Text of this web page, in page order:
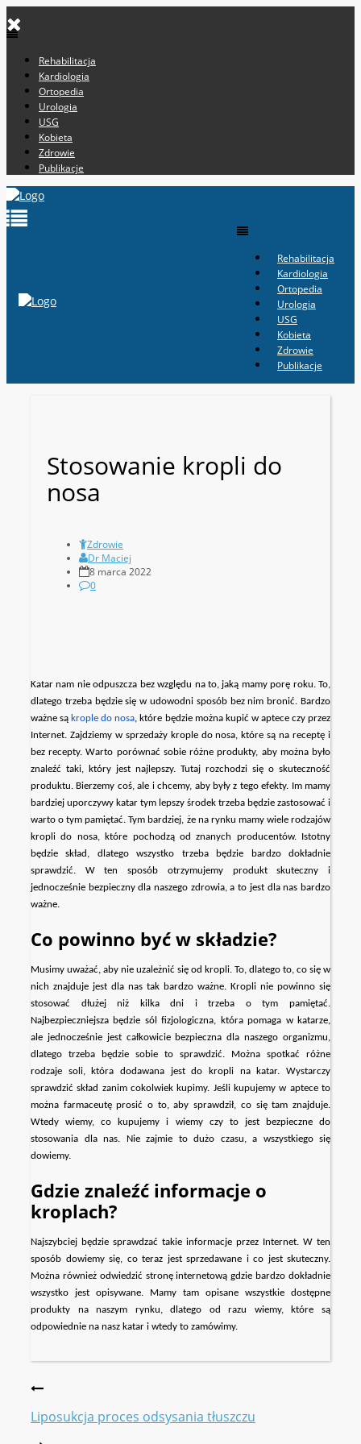
Rehabilitacja
Kardiologia
Ortopedia
Urologia
USG
Kobieta
Zdrowie
Publikacje
Rehabilitacja
Kardiologia
Ortopedia
Urologia
USG
Kobieta
Zdrowie
Publikacje
Stosowanie kropli do
nosa
Zdrowie
Dr Maciej
8 marca 2022
0
Katar nam nie odpuszcza bez względu na to, jaką mamy porę roku. To,
dlatego trzeba będzie się w udowodni sposób bez nim bronić. Bardzo
ważne są krople do nosa, które będzie można kupić w aptece czy przez
Internet. Zajdziemy w sprzedaży krople do nosa, które są na receptę i
bez recepty. Warto porównać sobie różne produkty, aby można było
znaleźć taki, który jest najlepszy. Tutaj rozchodzi się o skuteczność
produktu. Bierzemy coś, ale i chcemy, aby były z tego efekty. Im mamy
bardziej uporczywy katar tym lepszy środek trzeba będzie zastosować i
warto o tym pamiętać. Tym bardziej, że na rynku mamy wiele rodzajów
kropli do nosa, które pochodzą od znanych producentów. Istotny
będzie skład, dlatego wszystko trzeba będzie bardzo dokładnie
sprawdzić. W ten sposób otrzymujemy produkt skuteczny i
jednocześnie bezpieczny dla naszego zdrowia, a to jest dla nas bardzo
ważne.
Co powinno być w składzie?
Musimy uważać, aby nie uzależnić się od kropli. To, dlatego to, co się w
nich znajduje jest dla nas tak bardzo ważne. Kropli nie powinno się
stosować dłużej niż kilka dni i trzeba o tym pamiętać.
Najbezpieczniejsza będzie sól fizjologiczna, która pomaga w katarze,
ale jednocześnie jest całkowicie bezpieczna dla naszego organizmu,
dlatego trzeba będzie sobie to sprawdzić. Można spotkać różne
rodzaje soli, która dodawana jest do kropli na katar. Wystarczy
sprawdzić skład zanim cokolwiek kupimy. Jeśli kupujemy w aptece to
można farmaceutę prosić o to, aby sprawdził, co się tam znajduje.
Wtedy wiemy, co kupujemy i wiemy czy to jest bezpieczne do
stosowania dla nas. Nie zajmie to dużo czasu, a wszystkiego się
dowiemy.
Gdzie znaleźć informacje o
kroplach?
Najszybciej będzie sprawdzać takie informacje przez Internet. W ten
sposób dowiemy się, co teraz jest sprzedawane i co jest skuteczny.
Można również odwiedzić stronę internetową gdzie bardzo dokładnie
wszystko jest opisywane. Mamy tam opisane wszystkie dostępne
produkty na naszym rynku, dlatego od razu wiemy, które są
odpowiednie na nasz katar i wtedy to zamówimy.
Liposukcja proces odsysania tłuszczu